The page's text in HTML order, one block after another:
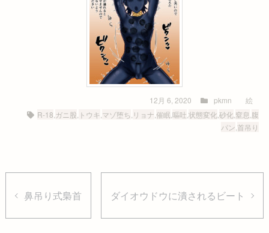
12月 6, 2020 pkmn
絵
R-18 ガニ股 トウキ マゾ堕ち リョナ ,催眠 ,嘔吐 ,状態変化,砂化 窒息 腹
パン ,首吊り
鼻吊り式梟首 ダイオウドウに潰されるビート